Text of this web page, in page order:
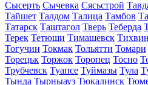
Сысерть Сычевка Сясьстрой
Тайшет Талдом Талица Тамбов
Татарск Таштагол Тверь Теберда
Терек Тетюши Тимашевск Тихвин
Тогучин Токмак Тольятти Томари
Торецьк Торжок Торопец Тосно
Трубчевск Туапсе Туймазы Тула
Тында Тырныауз Тюкалинск